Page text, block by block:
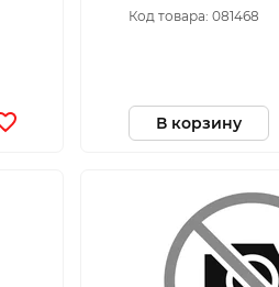
Код товара: 081468
В корзину